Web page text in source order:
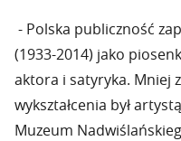
- Polska publiczność
(1933-2014) jako
aktora i satyryka. Mniej
wykształcenia był
Muzeum